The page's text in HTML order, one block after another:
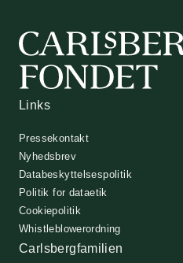
Links
Pressekontakt
Nyhedsbrev
Databeskyttelsespolitik
Politik for dataetik
Cookiepolitik
Whistleblowerordning
Carlsbergfamilien